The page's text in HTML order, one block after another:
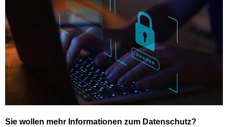
Sie wollen mehr Informationen zum Datenschutz?